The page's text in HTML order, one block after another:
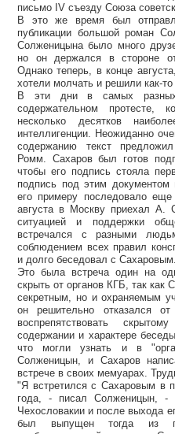
письмо IV съезду Союза
В это же время был
публикации большой роман
Солженицына было много
но он держался в стороне
Однако теперь, в конце
хотели молчать и решили как-
В эти дни в самых
содержательном протесте,
несколько десятков
интеллигенции. Неожиданно
содержанию текст
Ромм. Сахаров был готов
чтобы его подпись стояла
подпись под этим
его примеру последовало
августа в Москву приехал А.
ситуацией и поддержки
встречался с разными
соблюдением всех правил
и долго беседовал с Сахаровым.
Это была встреча один на
скрыть от органов КГБ, так как
секретным, но и охраняемым
он решительно отказался
воспрепятствовать
содержании и характере
что могли узнать и в
Солженицын, и Сахаров
встрече в своих мемуарах.
"Я встретился с Сахаровым в
года, - писал Солженицын, -
Чехословакии и после выхода
был выпущен тогда из